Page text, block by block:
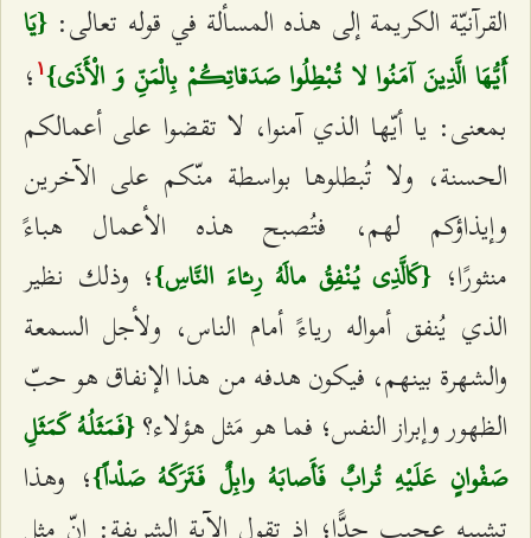
القرآنيّة الكريمة إلى هذه المسألة في قوله تعالى: {يَا
أَيُّهَا الَّذِينَ آمَنُوا لا تُبْطِلُوا صَدَقاتِكُمْ بِالْمَنِّ وَ الْأَذَى}۱ ؛
بمعنى: يا أيّها الذي آمنوا، لا تقضوا على أعمالكم
الحسنة، ولا تُبطلوها بواسطة منّكم على الآخرين
وإيذاؤكم لهم، فتُصبح هذه الأعمال هباءً
منثورًا؛ {كَالَّذِي يُنْفِقُ مالَهُ رِئاءَ النَّاسِ}؛ وذلك نظير
الذي يُنفق أمواله رياءً أمام الناس، ولأجل السمعة
والشهرة بينهم، فيكون هدفه من هذا الإنفاق هو حبّ
الظهور وإبراز النفس؛ فما هو مَثل هؤلاء؟{فَمَثَلُهُ كَمَثَلِ
صَفْوانٍ عَلَيْهِ تُرابٌ فَأَصابَهُ وابِلٌ فَتَرَكَهُ صَلْداً}؛ وهذا